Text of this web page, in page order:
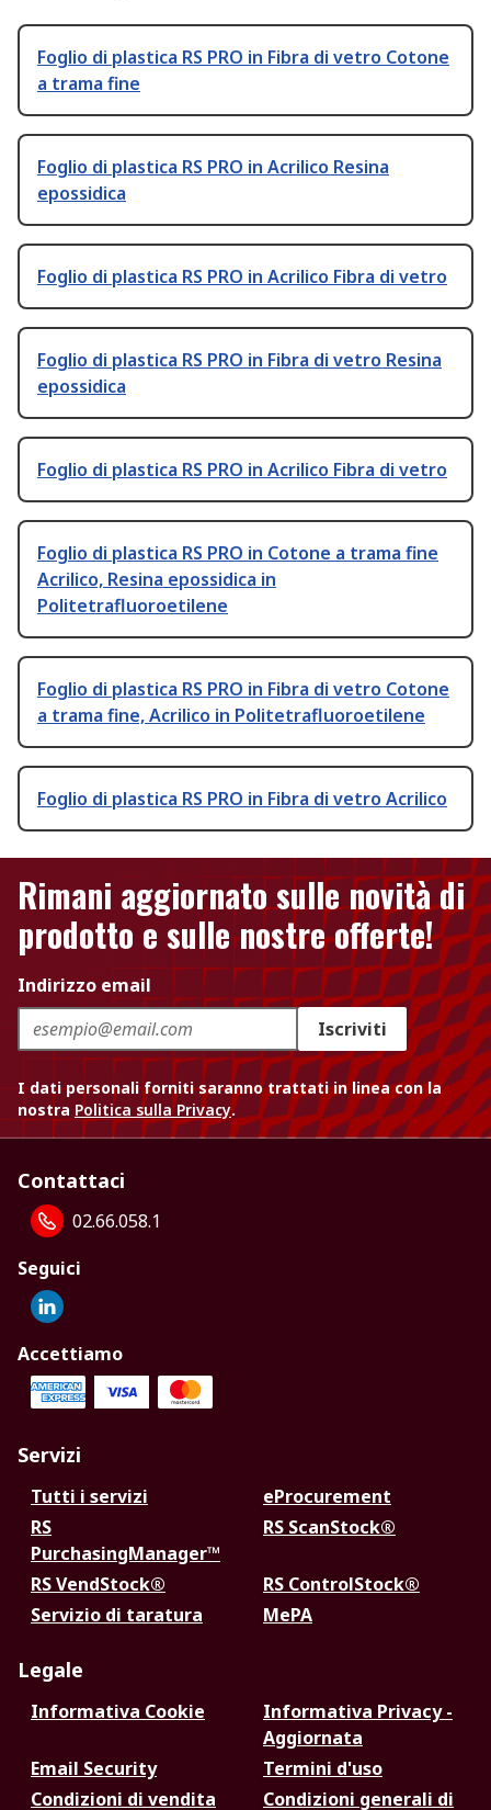
Foglio di plastica RS PRO in Fibra di vetro Cotone
a trama fine
Foglio di plastica RS PRO in Acrilico Resina
epossidica
Foglio di plastica RS PRO in Acrilico Fibra di vetro
Foglio di plastica RS PRO in Fibra di vetro Resina
epossidica
Foglio di plastica RS PRO in Acrilico Fibra di vetro
Foglio di plastica RS PRO in Cotone a trama fine
Acrilico, Resina epossidica in
Politetrafluoroetilene
Foglio di plastica RS PRO in Fibra di vetro Cotone
a trama fine, Acrilico in Politetrafluoroetilene
Foglio di plastica RS PRO in Fibra di vetro Acrilico
Rimani aggiornato sulle novità di
prodotto e sulle nostre offerte!
Indirizzo email
Iscriviti
I dati personali forniti saranno trattati in linea con la
nostra Politica sulla Privacy.
Contattaci
02.66.058.1
Seguici
Accettiamo
Servizi
Tutti i servizi
eProcurement
RS
PurchasingManager™
RS ScanStock®
RS VendStock®
RS ControlStock®
Servizio di taratura
MePA
Legale
Informativa Cookie
Informativa Privacy -
Aggiornata
Email Security
Termini d'uso
Condizioni di vendita
Condizioni generali di